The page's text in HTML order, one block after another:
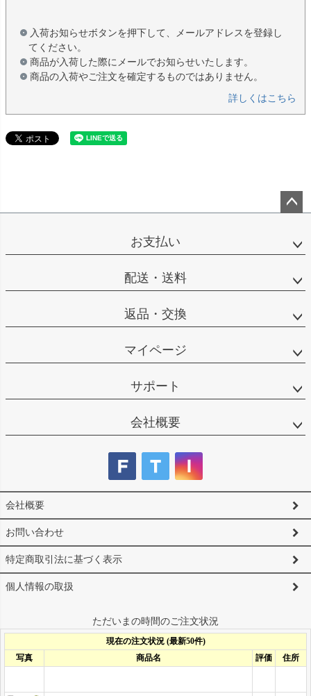
入荷お知らせボタンを押下して、メールアドレスを登録し
てください。
商品が入荷した際にメールでお知らせいたします。
商品の入荷やご注文を確定するものではありません。
詳しくはこちら
ップ
お支払い
配送・送料
返品・交換
マイページ
サポート
会社概要
会社概要
お問い合わせ
特定商取引法に基づく表示
個人情報の取扱
ただいまの時間のご注文状況